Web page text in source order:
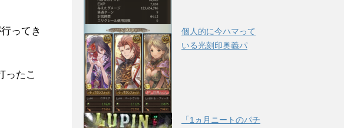
ってき
ったこ
個人的に今ハマって
いる光刻印奥義パ
「1ヵ月ニートのパチ